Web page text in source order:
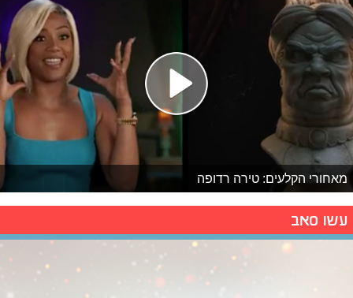
מאחורי הקלעים: טירה רדופה
עשו סאב